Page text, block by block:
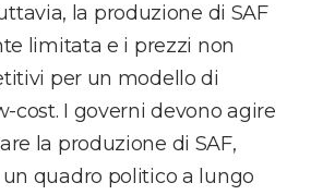
la produzione di SAF
limitata e i prezzi non
per un modello di
cost. I governi devono agire
la produzione di SAF,
quadro politico a lungo